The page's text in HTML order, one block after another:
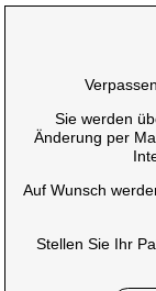
Sie werden
Änderung per
Auf Wunsch
Stellen Sie Ihr